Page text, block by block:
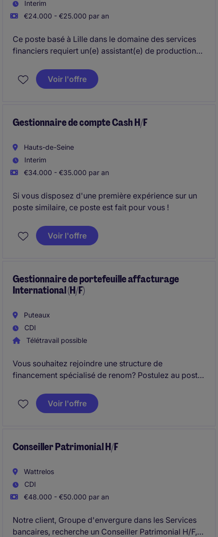
Interim
€24.000 - €25.000 par an
Ce poste basé à Lille dans le domaine des services
financiers requiert un(e) assistant(e) de production
et opérationnels. Vous serez un(e) acteur(rice) clé
dans le soutien des activités bancaires et de services
Voir l'offre
Gestionnaire de compte Cash H/F
Hauts-de-Seine
Interim
€34.000 - €35.000 par an
Si vous disposez d'une première expérience sur un
poste similaire, ce poste est fait pour vous !
Voir l'offre
Gestionnaire de portefeuille affacturage
International (H/F)
Puteaux
CDI
Télétravail possible
Vous souhaitez rejoindre une structure de
financement spécialisé de renom? Postulez au poste
international H/F ! Basé(e) à la Défense, vous
intervenez au cœur de la relation clients et de la
Voir l'offre
Conseiller Patrimonial H/F
Wattrelos
CDI
€48.000 - €50.000 par an
Notre client, Groupe d'envergure dans les Services
bancaires, recherche un Conseiller Patrimonial H/F,